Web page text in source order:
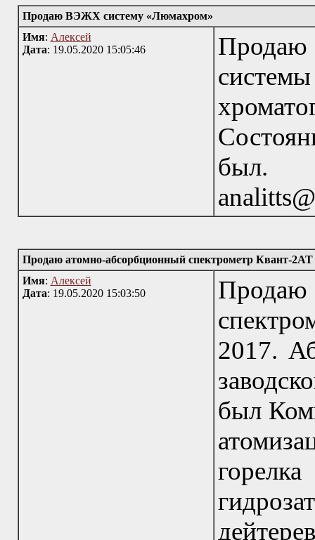
Продаю ВЭЖХ систему «Люмахром»
Имя: Алексей
Дата: 19.05.2020 15:05:46
был.
Продаю атомно-абсорбционный спектрометр Квант-2АТ
Имя: Алексей
Дата: 19.05.2020 15:03:50
2017.
был